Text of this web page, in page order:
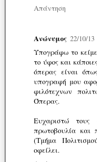
Απάντηση
Ανώνυμος 22/10/13
Υπογράφω το
το ύφος και
όπερας είναι
υπογραφή μου
φιλότεχνων
Όπερας.
Ευχαριστώ τους
πρωτοβουλία και
(Τμήμα
οφείλει.